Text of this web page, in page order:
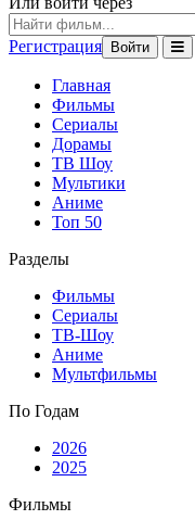
Регистрация Войти
Главная
Фильмы
Сериалы
Дорамы
ТВ Шоу
Мультики
Аниме
Топ 50
Разделы
Фильмы
Сериалы
ТВ-Шоу
Аниме
Мультфильмы
По Годам
2026
2025
Фильмы